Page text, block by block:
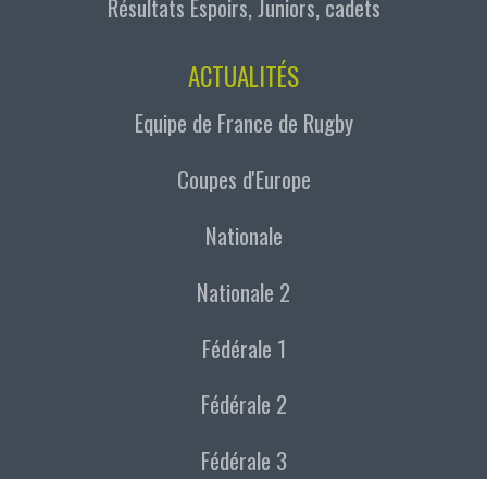
Résultats Espoirs, Juniors, cadets
ACTUALITÉS
Equipe de France de Rugby
Coupes d'Europe
Nationale
Nationale 2
Fédérale 1
Fédérale 2
Fédérale 3